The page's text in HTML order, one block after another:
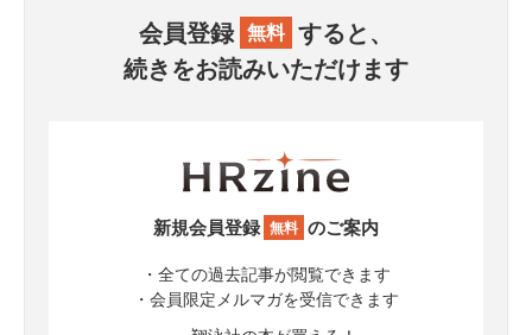
会員登録 無料 すると、
続きをお読みいただけます
新規会員登録 無料 のご案内
・全ての過去記事が閲覧できます
・会員限定メルマガを受信できます